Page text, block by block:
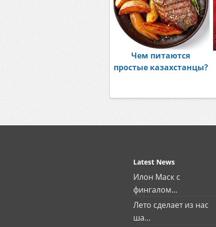
Чем питаются
простые казахстанцы?
Latest News
Илон Маск с
фингалом...
Лето сделает из нас
ша...